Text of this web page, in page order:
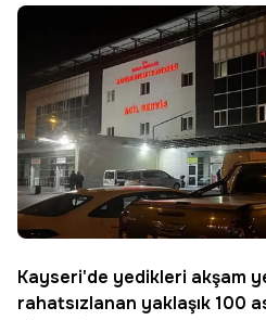
Kayseri'de yedikleri akşam
rahatsızlanan yaklaşık 100